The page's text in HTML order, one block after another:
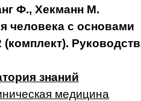
Ф., Хекманн М.
человека с основами
(комплект).
знаний
медицина